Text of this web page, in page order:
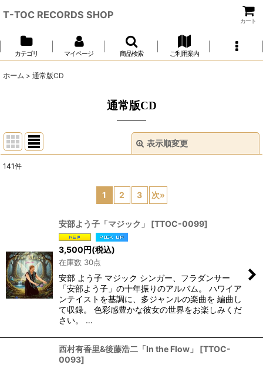
T-TOC RECORDS SHOP
カート
カテゴリ マイページ 商品検索 ご利用案内
ホーム > 通常版CD
通常版CD
表示順変更
絞り込む
141件
1 2 3 次»
安部よう子「マジック」 [TTOC-0099]
3,500円(税込)
在庫数 30点
安部 よう子 マジック シンガー、フラダンサー
「安部よう子」の十年振りのアルバム。 ハワイア
ンテイストを基調に、多ジャンルの楽曲を 編曲し
て収録。 色彩感豊かな彼女の世界をお楽しみくだ
さい。 …
西村有香里&後藤浩二「In the Flow」 [TTOC-
0093]